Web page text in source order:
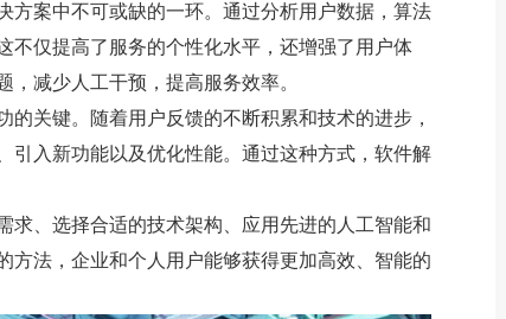
方案中不可或缺的一环。通过分析用户数据，算法
不仅提高了服务的个性化水平，还增强了用户体
减少人工干预，提高服务效率。
关键。随着用户反馈的不断积累和技术的进步，
引入新功能以及优化性能。通过这种方式，软件解
求、选择合适的技术架构、应用先进的人工智能和
方法，企业和个人用户能够获得更加高效、智能的